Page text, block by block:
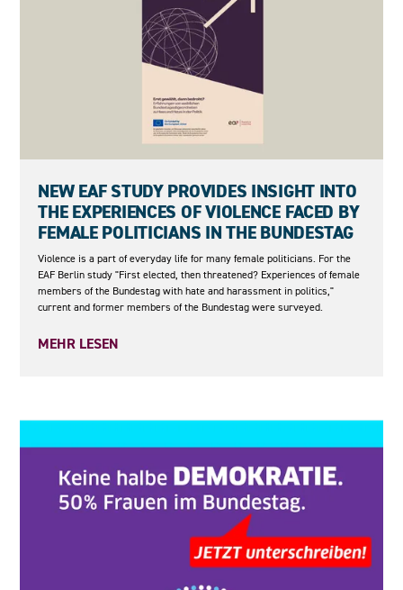
NEW EAF STUDY PROVIDES INSIGHT INTO
THE EXPERIENCES OF VIOLENCE FACED BY
FEMALE POLITICIANS IN THE BUNDESTAG
Violence is a part of everyday life for many female politicians. For the
EAF Berlin study "First elected, then threatened? Experiences of female
members of the Bundestag with hate and harassment in politics,"
current and former members of the Bundestag were surveyed.
MEHR LESEN